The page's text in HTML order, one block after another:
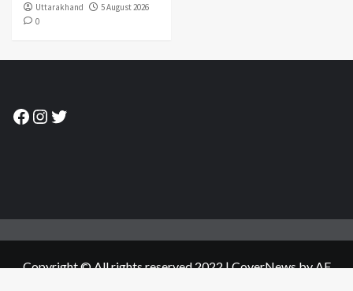
Uttarakhand
5 August 2026
0
Facebook
Instagram
Twitter
Copyright © All rights reserved.2022|CoverNewsby AF